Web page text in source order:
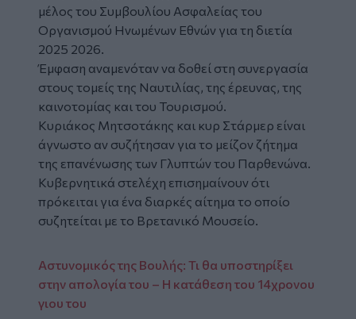
μέλος του Συμβουλίου Ασφαλείας του
Οργανισμού Ηνωμένων Εθνών για τη διετία
2025 2026.
Έμφαση αναμενόταν να δοθεί στη συνεργασία
στους τομείς της Ναυτιλίας, της έρευνας, της
καινοτομίας και του Τουρισμού.
Κυριάκος Μητσοτάκης και κυρ Στάρμερ είναι
άγνωστο αν συζήτησαν για το μείζον ζήτημα
της επανένωσης των Γλυπτών του Παρθενώνα.
Κυβερνητικά στελέχη επισημαίνουν ότι
πρόκειται για ένα διαρκές αίτημα το οποίο
συζητείται με το Βρετανικό Μουσείο.
Αστυνομικός της Βουλής: Τι θα υποστηρίξει
στην απολογία του – Η κατάθεση του 14χρονου
γιου του